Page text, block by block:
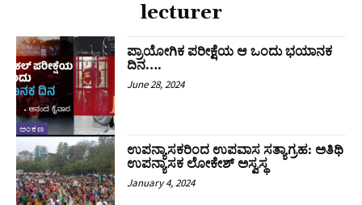
lecturer
ಅಂಕಣ
ಪ್ರಾಯೋಗಿಕ ಪರೀಕ್ಷೆಯ ಆ ಒಂದು ಭಯಾನಕ
ದಿನ….
June 28, 2024
ಉಪನ್ಯಾಸಕರಿಂದ ಉಪವಾಸ ಸತ್ಯಾಗ್ರಹ: ಅತಿಥಿ
ಉಪನ್ಯಾಸಕ ಲೋಕೇಶ್ ಅಸ್ವಸ್ಥ
January 4, 2024